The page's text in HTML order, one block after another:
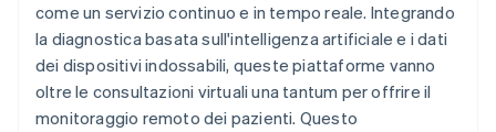
come un servizio continuo e in tempo reale. Integrando
la diagnostica basata sull'intelligenza artificiale e i dati
dei dispositivi indossabili, queste piattaforme vanno
oltre le consultazioni virtuali una tantum per offrire il
monitoraggio remoto dei pazienti. Questo